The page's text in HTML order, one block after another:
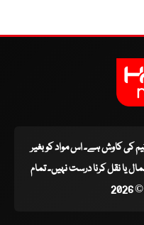
ٹیم کی کاوش ہے۔ اس مواد کو بغیر
یا نقل کرنا درست نہیں۔ تمام